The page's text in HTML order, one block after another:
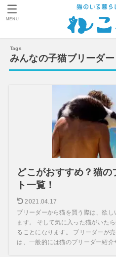
MENU
みんなの子猫ブリーダー
どこがおすすめ？猫
ト一覧！
2021.04.17
ブリーダーから猫を買う際は、欲
ます。 そして気に入った猫がいた
ることになります。 ブリーダーが
は、一般的には猫のブリーダー紹介